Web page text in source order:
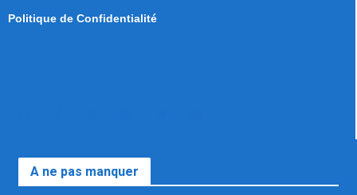
Politique de Confidentialité
A ne pas manquer